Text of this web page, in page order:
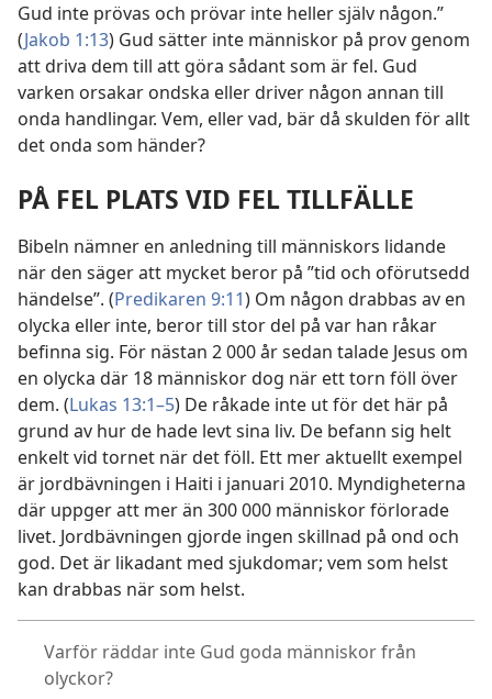
Gud inte prövas och prövar inte heller själv någon.”
(Jakob 1:13) Gud sätter inte människor på prov genom
att driva dem till att göra sådant som är fel. Gud
varken orsakar ondska eller driver någon annan till
onda handlingar. Vem, eller vad, bär då skulden för allt
det onda som händer?
PÅ FEL PLATS VID FEL TILLFÄLLE
Bibeln nämner en anledning till människors lidande
när den säger att mycket beror på ”tid och oförutsedd
händelse”. (Predikaren 9:11) Om någon drabbas av en
olycka eller inte, beror till stor del på var han råkar
befinna sig. För nästan 2 000 år sedan talade Jesus om
en olycka där 18 människor dog när ett torn föll över
dem. (Lukas 13:1–5) De råkade inte ut för det här på
grund av hur de hade levt sina liv. De befann sig helt
enkelt vid tornet när det föll. Ett mer aktuellt exempel
är jordbävningen i Haiti i januari 2010. Myndigheterna
där uppger att mer än 300 000 människor förlorade
livet. Jordbävningen gjorde ingen skillnad på ond och
god. Det är likadant med sjukdomar; vem som helst
kan drabbas när som helst.
Varför räddar inte Gud goda människor från
olyckor?